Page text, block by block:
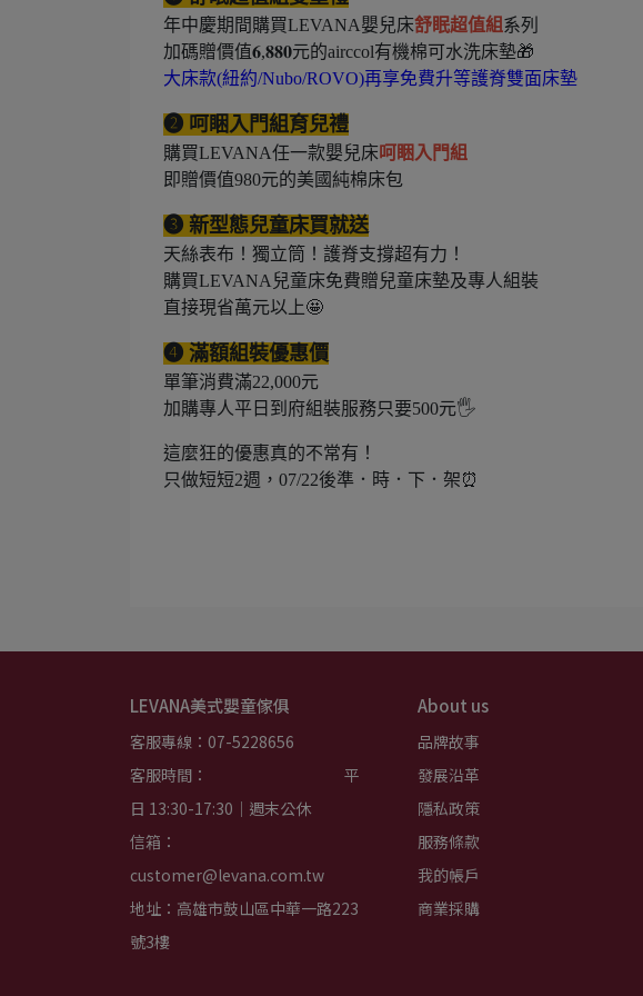
年中慶期間購買LEVANA嬰兒床舒眠超值組 系列
加碼贈價值𝟔,𝟖𝟖𝟎元的airccol有機棉可水洗床墊🎁
大床款(紐約/Nubo/ROVO)再享免費升等護脊雙面床墊
❷ 呵睏入門組育兒禮
購買LEVANA任一款嬰兒床 呵睏入門組
即贈價值980元的美國純棉床包
❸ 新型態兒童床買就送
天絲表布！獨立筒！護脊支撐超有力！
購買LEVANA兒童床免費贈兒童床墊及專人組裝
直接現省萬元以上🤩
❹ 滿額組裝優惠價
單筆消費滿22,000元
加購專人平日到府組裝服務只要500元🖐️
這麼狂的優惠真的不常有！
只做短短2週，07/22後準．時．下．架⏰
LEVANA美式嬰童傢俱
客服專線：07-5228656
客服時間：                                         平
日 13:30-17:30｜週末公休
信箱：
customer@levana.com.tw
地址：高雄市鼓山區中華一路223
號3樓
About us
品牌故事
發展沿革
隱私政策
服務條款
我的帳戶
商業採購